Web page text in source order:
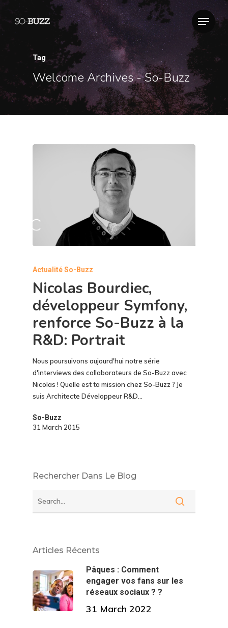
Tag
Welcome Archives - So-Buzz
Actualité So-Buzz
Nicolas Bourdiec,
développeur Symfony,
renforce So-Buzz à la
R&D: Portrait
Nous poursuivons aujourd'hui notre série
d'interviews des collaborateurs de So-Buzz avec
Nicolas ! Quelle est ta mission chez So-Buzz ? Je
suis Architecte Développeur R&D…
So-Buzz
31 March 2015
Rechercher Dans Le Blog
Articles Récents
Pâques : Comment
engager vos fans sur les
réseaux sociaux ? ?
31 March 2022